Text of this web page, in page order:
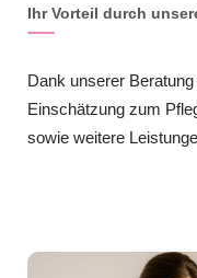
Ihr Vorteil durch
Dank unserer
Einschätzung zum
sowie weitere